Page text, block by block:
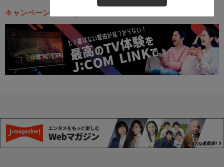
キャンペーン・お得な情報